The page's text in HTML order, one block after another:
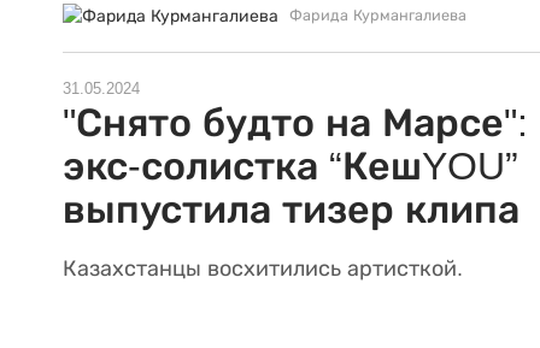
Фарида Курмангалиева
31.05.2024
"Снято будто на Марсе":
экс-солистка “КешYOU”
выпустила тизер клипа
Казахстанцы восхитились артисткой.